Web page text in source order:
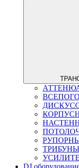
ТРИБУНЫ